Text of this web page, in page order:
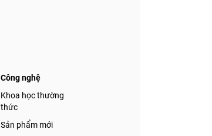
Công nghệ
Khoa học thường
thức
Sản phẩm mới